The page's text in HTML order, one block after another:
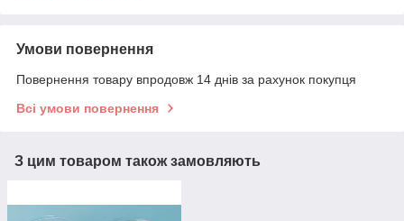
Умови повернення
Повернення товару впродовж 14 днів за рахунок покупця
Всі умови повернення
З цим товаром також замовляють